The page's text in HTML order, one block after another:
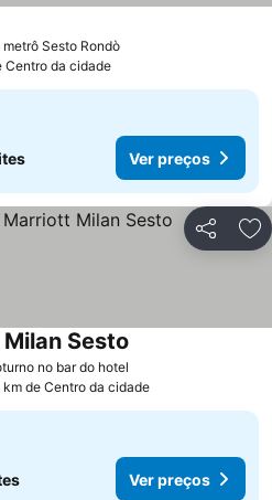
Sesto Rondò
Centro da cidade
Ver preços
Partilhar
no bar do hotel
Sesto
km de Centro da cidade
Ver preços